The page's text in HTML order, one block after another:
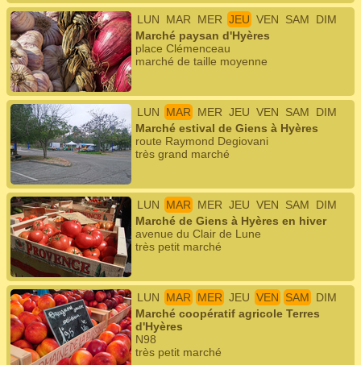
LUN MAR MER JEU VEN SAM
DIM
Marché paysan d'Hyères
place Clémenceau
marché de taille moyenne
LUN MAR MER JEU VEN SAM
DIM
Marché estival de Giens à Hyères
route Raymond Degiovani
très grand marché
LUN MAR MER JEU VEN SAM
DIM
Marché de Giens à Hyères en hiver
avenue du Clair de Lune
très petit marché
LUN MAR MER JEU VEN SAM
DIM
Marché coopératif agricole Terres
d'Hyères
N98
très petit marché